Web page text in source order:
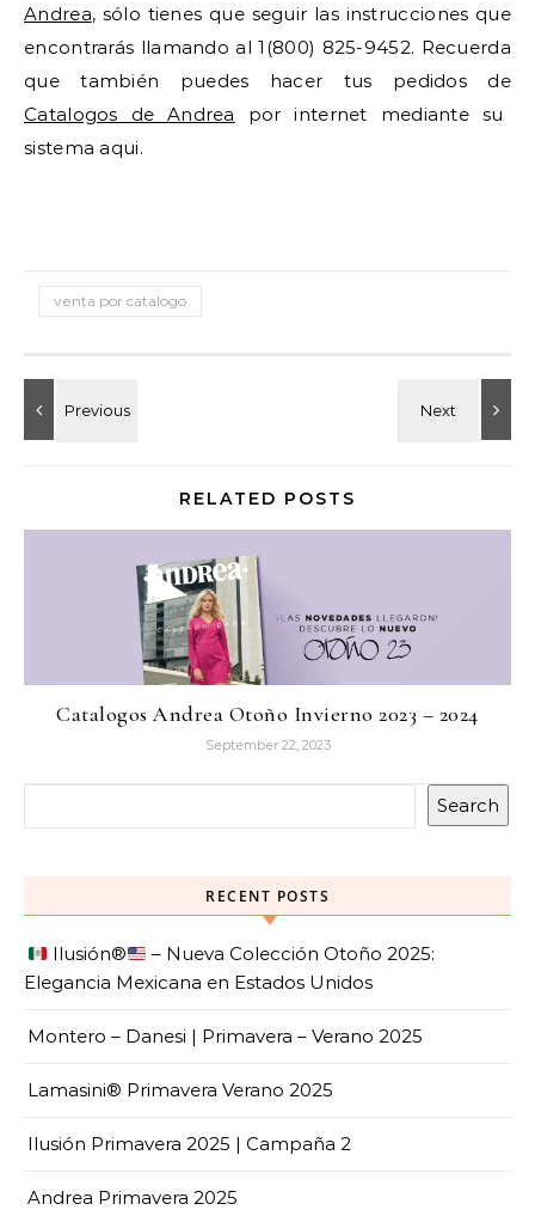
Andrea, sólo tienes que seguir las instrucciones que
encontrarás llamando al 1(800) 825-9452. Recuerda
que también puedes hacer tus pedidos de
Catalogos de Andrea por internet mediante su
sistema aqui.
venta por catalogo
RELATED POSTS
Catalogos Andrea Otoño Invierno 2023 – 2024
September 22, 2023
Search
RECENT POSTS
Ilusión®️
– Nueva Colección Otoño 2025:
Elegancia Mexicana en Estados Unidos
Montero – Danesi | Primavera – Verano 2025
Lamasini® Primavera Verano 2025
Ilusión Primavera 2025 | Campaña 2
Andrea Primavera 2025